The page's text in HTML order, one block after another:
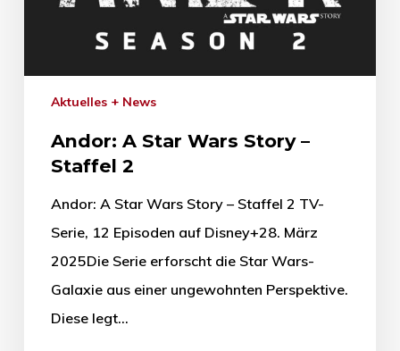
Aktuelles + News
Andor: A Star Wars Story –
Staffel 2
Andor: A Star Wars Story – Staffel 2 TV-
Serie, 12 Episoden auf Disney+28. März
2025Die Serie erforscht die Star Wars-
Galaxie aus einer ungewohnten Perspektive.
Diese legt…